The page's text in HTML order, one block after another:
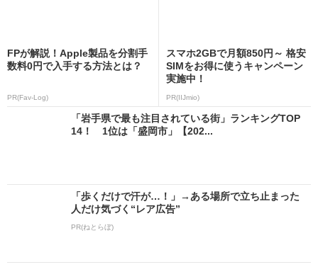
FPが解説！Apple製品を分割手
数料0円で入手する方法とは？
PR(Fav-Log)
スマホ2GBで月額850円～ 格安
SIMをお得に使うキャンペーン
実施中！
PR(IIJmio)
「岩手県で最も注目されている街」ランキングTOP
14！ 1位は「盛岡市」【202...
「歩くだけで汗が…！」→ある場所で立ち止まった
人だけ気づく“レア広告”
PR(ねとらぼ)